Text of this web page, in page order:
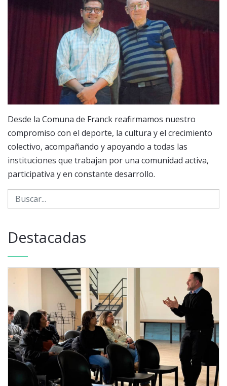
Desde la Comuna de Franck reafirmamos nuestro
compromiso con el deporte, la cultura y el crecimiento
colectivo, acompañando y apoyando a todas las
instituciones que trabajan por una comunidad activa,
participativa y en constante desarrollo.
Destacadas